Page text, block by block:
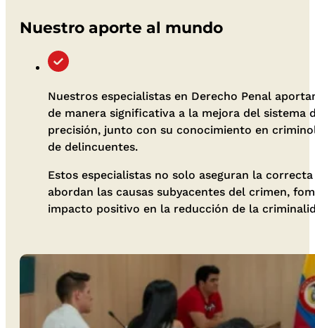
Nuestro aporte al mundo
Nuestros especialistas en Derecho Penal
de manera significativa a la mejora del sistema
precisión, junto con su conocimiento en
de delincuentes.
Estos especialistas no solo aseguran la
abordan las causas subyacentes del crimen,
impacto positivo en la reducción de la